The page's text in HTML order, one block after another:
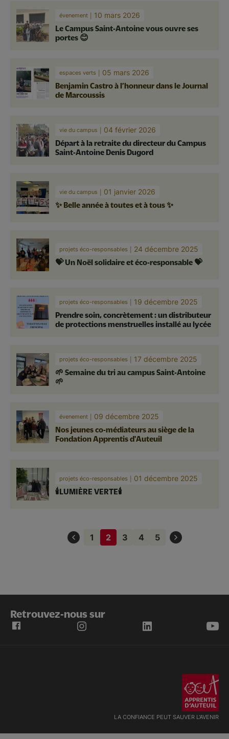
évenement 10 mars 2026
Le Campus Saint-Antoine vous ouvre ses
portes 😊
espaces verts 05 mars 2026
Benjamin Castro à l’honneur dans le Journal
de Marcoussis
vie du campus 04 février 2026
Départ à la retraite du directeur du Campus
Saint-Antoine Denis Dugord
vie du campus 01 janvier 2026
✨ Belle année à toutes et à tous ✨
projets éco-responsables 24 décembre 2025
💝 Un Noël solidaire et éco-responsable 💝
projets éco-responsables 19 décembre 2025
Prendre soin, concrètement : un distributeur
de protections menstruelles installé au lycée
projets éco-responsables 17 décembre 2025
🌱 Semaine du tri au campus Saint-Antoine
🌱
évenement 09 décembre 2025
Nos jeunes co-médiateurs au siège de la
Fondation Apprentis d'Auteuil
projets éco-responsables 01 décembre 2025
🕯️LUMIÈRE VERTE🕯️
Page
1
Page
2 Page
3 Page
4 Page
5
Retrouvez-nous sur
LA CONFIANCE PEUT SAUVER L'AVENIR